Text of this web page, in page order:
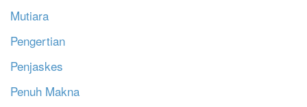
Mutiara
Pengertian
Penjaskes
Penuh Makna